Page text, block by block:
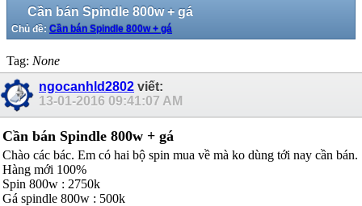
Cần bán Spindle 800w + gá
Chủ đề: Cần bán Spindle 800w + gá
Tag: None
ngocanhld2802 viết:
13-01-2016 09:41:07 AM
Cần bán Spindle 800w + gá
Chào các bác. Em có hai bộ spin mua về mà ko dùng tới nay cần bán.
Hàng mới 100%
Spin 800w : 2750k
Gá spindle 800w : 500k